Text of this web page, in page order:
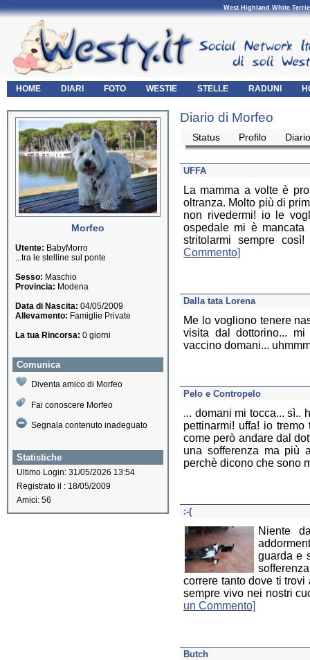
West Highland White
HOME DIARI FOTO WESTIE STELLE RADUNI
Morfeo
Utente: BabyMorro
...tra le stelline sul ponte
Sesso: Maschio
Provincia: Modena
Data di Nascita: 04/05/2009
Allevamento: Famiglie Private
La tua Rincorsa: 0 giorni
Comunica
Diventa amico di Morfeo
Fai conoscere Morfeo
Segnala contenuto inadeguato
Statistiche
Ultimo Login: 31/05/2026 13:54
Registrato il : 18/05/2009
Amici: 56
Diario di Morfeo
Status Profilo Diario
UFFA
La mamma a volte è
oltranza. Molto più di
non rivedermi! io le
ospedale mi è mancata
stritolarmi sempre
Commento]
Dalla tata Lorena
Me lo vogliono tenere
visita dal dottorino...
vaccino domani...
Pelo e Contropelo
... domani mi tocca... sì..
pettinarmi! uffa! io
come però andare dal
una sofferenza ma più
perchè dicono che sono
:-(
Niente
guarda e
correre tanto dove ti
sempre vivo nei nostri
un Commento]
Butch